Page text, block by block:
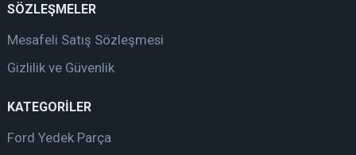
SÖZLEŞMELER
Mesafeli Satış Sözleşmesi
Gizlilik ve Güvenlik
KATEGORİLER
Ford Yedek Parça